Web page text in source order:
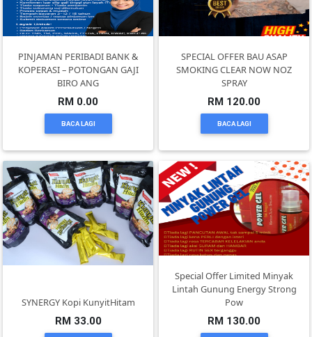
PINJAMAN PERIBADI BANK &
KOPERASI – POTONGAN GAJI
BIRO ANG
RM 0.00
BACA LAGI
SPECIAL OFFER BAU ASAP
SMOKING CLEAR NOW NOZ
SPRAY
RM 120.00
BACA LAGI
SYNERGY Kopi KunyitHitam
RM 33.00
Special Offer Limited Minyak
Lintah Gunung Energy Strong
Pow
RM 130.00
PRODUK
DIGITAL(29)
MAKANAN(25)
KENDERAAN(6)
ELEKTRONIK(5)
PERCUTIAN